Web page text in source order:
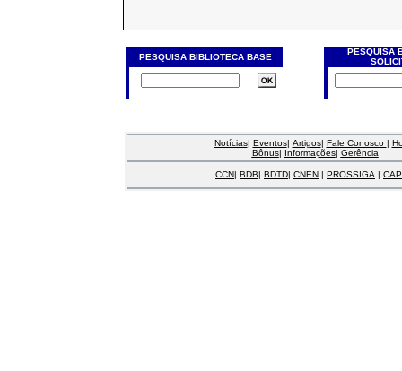
PESQUISA BIBLIOTECA BASE
PESQUISA
Notícias| Eventos| Artigos| Fale Conosco |
Bônus| Informações| Gerência
CCN| BDB| BDTD| CNEN | PROSSIGA |